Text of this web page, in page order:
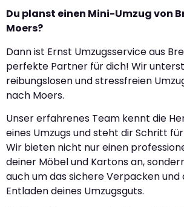
Du planst einen Mini-Umzug von
Moers?
Dann ist Ernst Umzugsservice aus
perfekte Partner für dich! Wir
reibungslosen und stressfreien
nach Moers.
Unser erfahrenes Team kennt die
eines Umzugs und steht dir Schritt
Wir bieten nicht nur einen
deiner Möbel und Kartons an,
auch um das sichere Verpacken und
Entladen deines Umzugsguts.